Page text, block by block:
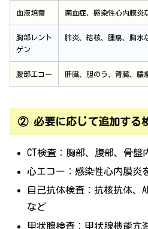
血液培養 菌血症、感染性心内膜炎
胸部レント
ゲン
肺炎、結核、腫瘍、胸水
腹部エコー 肝臓、胆のう、腎臓、膿
② 必要に応じて追加する
CT検査：胸部、腹部、骨盤
心エコー：感染性心内膜炎
自己抗体検査：抗核抗体、
など
甲状腺検査：甲状腺機能亢